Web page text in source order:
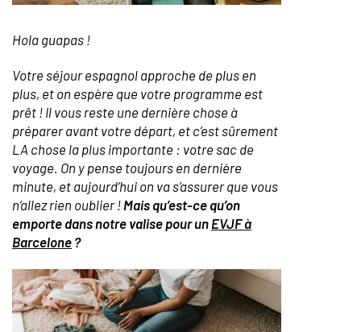
Hola guapas !
Votre séjour espagnol approche de plus en
plus, et on espère que votre programme est
prêt ! Il vous reste une dernière chose à
préparer avant votre départ, et c’est sûrement
LA chose la plus importante : votre sac de
voyage. On y pense toujours en dernière
minute, et aujourd’hui on va s’assurer que vous
n’allez rien oublier ! Mais qu’est-ce qu’on
emporte dans notre valise pour un EVJF à
Barcelone ?